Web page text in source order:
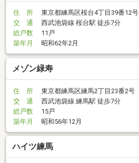
住 所
東京都練馬区桜台4丁目39番12号
交 通
西武池袋線 桜台駅 徒歩7分
総戸数
11戸
築年月
昭和62年2月
メゾン緑寿
住 所
東京都練馬区練馬2丁目23番2号
交 通
西武池袋線 練馬駅 徒歩7分
総戸数
15戸
築年月
昭和56年12月
ハイツ練馬